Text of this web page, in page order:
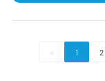
< 1 2